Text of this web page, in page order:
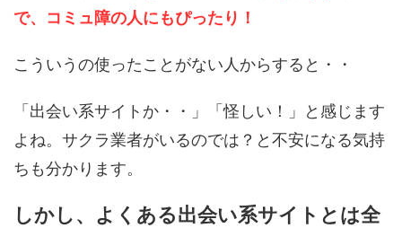
で、コミュ障の人にもぴったり！
こういうの使ったことがない人からすると・・
「出会い系サイトか・・」「怪しい！」と感じます
よね。サクラ業者がいるのでは？と不安になる気持
ちも分かります。
しかし、よくある出会い系サイトとは全